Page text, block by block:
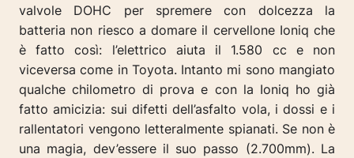
valvole DOHC per spremere con dolcezza la
batteria non riesco a domare il cervellone Ioniq che
è fatto così: l’elettrico aiuta il 1.580 cc e non
viceversa come in Toyota. Intanto mi sono mangiato
qualche chilometro di prova e con la Ioniq ho già
fatto amicizia: sui difetti dell’asfalto vola, i dossi e i
rallentatori vengono letteralmente spianati. Se non è
una magia, dev’essere il suo passo (2.700mm). La